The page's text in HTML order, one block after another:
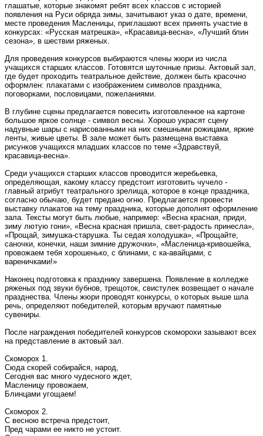
глашатые, которые знакомят ребят всех классов с историей
появления на Руси обряда зимы, зачитывают указ о дате, времени,
месте проведения Масленицы, приглашают всех принять участие в
конкурсах: «Русская матрешка», «Красавица-весна», «Лучший блин
сезона», в шествии ряженых.
Для проведения конкурсов выбираются члены жюри из числа
учащихся старших классов. Готовятся шуточные призы. Актовый зал,
где будет проходить театральное действие, должен быть красочно
оформлен: плакатами с изображением символов праздника,
поговорками, пословицами, пожеланиями.
В глубине сцены предлагается повесить изготовленное на картоне
большое яркое солнце - символ весны. Хорошо украсят сцену
надувные шары с нарисованными на них смешными рожицами, яркие
ленты, живые цветы. В зале может быть размещена выставка
рисунков учащихся младших классов по теме «Здравствуй,
красавица-весна».
Среди учащихся старших классов проводится жеребьевка,
определяющая, какому классу предстоит изготовить чучело -
главный атрибут театрального зрелища, которое в конце праздника,
согласно обычаю, будет предано огню. Предлагается провести
выставку плакатов на тему праздника, которые дополнят оформление
зала. Тексты могут быть любые, например: «Весна красная, приди,
зиму лютую гони», «Весна красная пришла, свет-радость принесла»,
«Прощай, зимушка-старушка. Ты седая холодушка», «Прощайте,
саночки, конечки, наши зимние дружочки», «Масленица-кривошейка,
провожаем тебя хорошенько, с блинами, с ка-авайцами, с
вареничками!»
Наконец подготовка к празднику завершена. Появление в колледже
ряженых под звуки бубнов, трещоток, свистулек возвещает о начале
празднества. Члены жюри проводят конкурсы, о которых выше шла
речь, определяют победителей, которым вручают памятные
сувениры.
После награждения победителей конкурсов скоморохи зазывают всех
на представление в актовый зал.
Скоморох 1.
Сюда скорей собирайся, народ,
Сегодня вас много чудесного ждет,
Масленицу провожаем,
Блинцами угощаем!
Скоморох 2.
С весною встреча предстоит,
Пред чарами ее никто не устоит.